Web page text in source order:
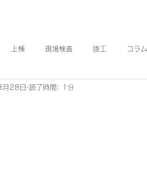
上棟 現場検査 竣工 コラム
28日 読了時間: 1分